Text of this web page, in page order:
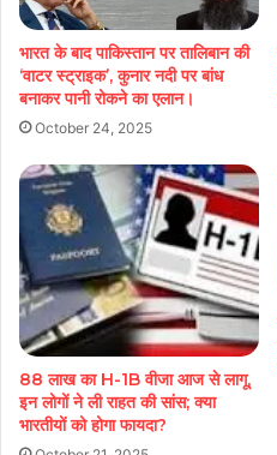
भारत के बाद पाकिस्तान पर तालिबान की
‘वाटर स्ट्राइक’, कुनार नदी पर बांध
बनाकर पानी रोकने का एलान।
October 24, 2025
88 लाख का H-1B वीजा आज से लागू,
इन लोगों ने ली राहत की सांस; क्या
भारतीयों को होगा फायदा?